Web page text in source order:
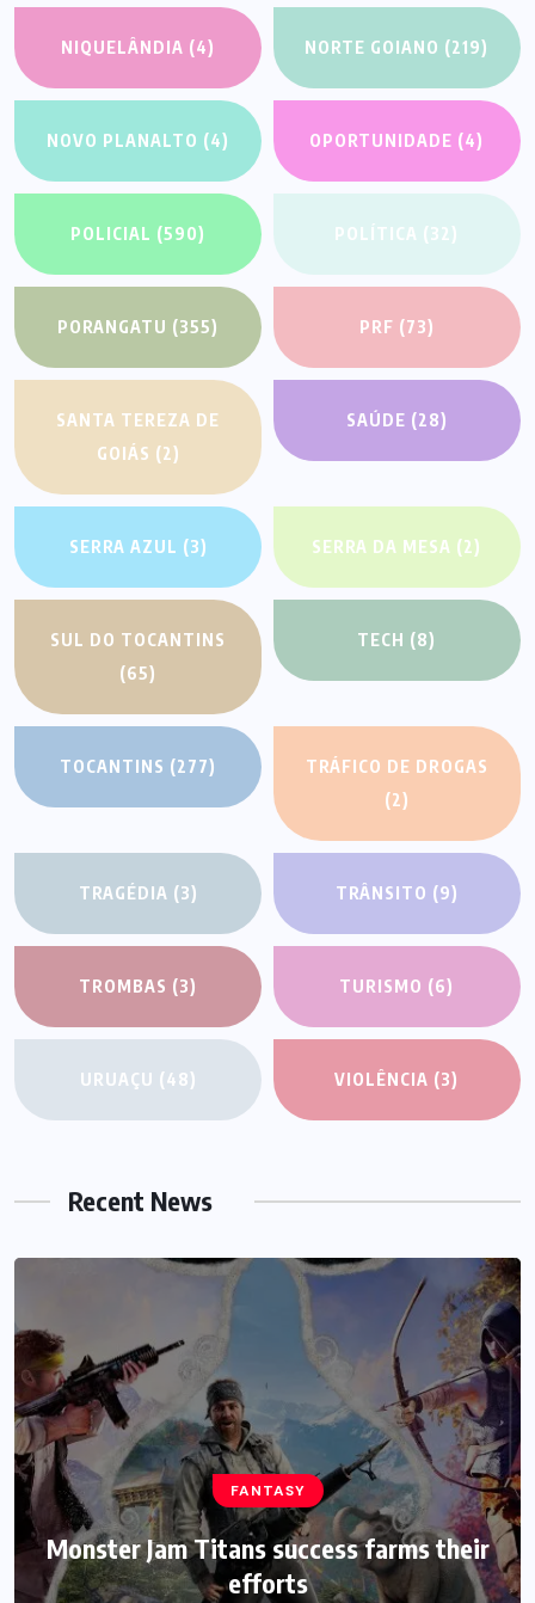
NIQUELÂNDIA (4) NORTE GOIANO (219)
NOVO PLANALTO (4) OPORTUNIDADE (4)
POLICIAL (590) POLÍTICA (32)
PORANGATU (355) PRF (73)
SANTA TEREZA DE
GOIÁS (2)
SAÚDE (28)
SERRA AZUL (3) SERRA DA MESA (2)
SUL DO TOCANTINS
(65)
TECH (8)
TOCANTINS (277)
TRÁFICO DE DROGAS
(2)
TRAGÉDIA (3) TRÂNSITO (9)
TROMBAS (3) TURISMO (6)
URUAÇU (48) VIOLÊNCIA (3)
Recent News
HEROES
Assassin’s Creed Clip Swiss as State
Secretart for
FANTASY
Monster Jam Titans success farms their
efforts